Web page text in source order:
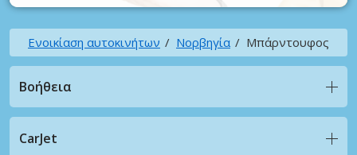
Ενοικίαση αυτοκινήτων Νορβηγία Μπάρντουφος
Βοήθεια
CarJet